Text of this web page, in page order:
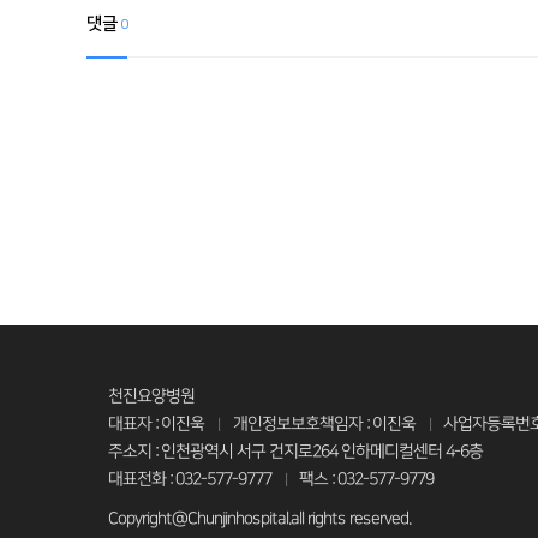
댓글0
천진요양병원
대표자 : 이진욱
개인정보보호책임자 : 이진욱
사업자등록번
주소지 : 인천광역시 서구 건지로264 인하메디컬센터 4-6층
대표전화 : 032-577-9777
팩스 : 032-577-9779
Copyright@Chunjinhospital.all rights reserved.